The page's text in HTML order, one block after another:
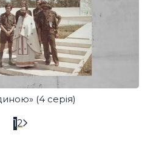
(4 серія)
12